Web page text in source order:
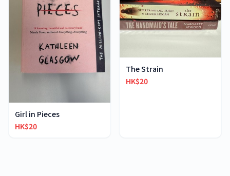
Girl in Pieces
HK$20
The Strain
HK$20